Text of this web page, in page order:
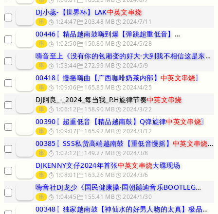
DJ小蕊-【世界杯】LAK中英文串烧
串 1:24:47 203.48 MB 2024/7/11
00446〖精品越南鼓嗨到爆【弹跳超重低音】
中英文串烧
串 1:02:50 150.80 MB 2024/5/28
嗨音至上《没有你的包厢变的好大·大到我不相信这是东南亚Lak中英文
串 1:53:44 272.99 MB 2024/5/9
00418〖慢摇嗨曲【广西咖啡奶茶内部】 中英文串烧〗
串 1:09:06 165.85 MB 2024/4/25
DJ阿良_-_2024_每当我_P.H旋律节奏中英文串烧
串 1:06:12 158.90 MB 2024/3/22
00390〖超重低音【精品越南鼓】Q弹旋律中英文串烧〗
串 1:09:07 165.92 MB 2024/3/12
00385〖SSS私货高端越南鼓【重低音慢摇】中英文串烧〗
串 1:02:12 149.27 MB 2024/3/8
DJKENNY文仔2024年首张中英文串烧大碟现场
串 1:08:01 163.26 MB 2024/3/6
嗨音社DJ龙少《国民健康操·国朝蹦迪音乐BOOTLEG
中英
串 1:04:45 155.41 MB 2024/1/30
00348〖独家越南鼓【神仙水的好男人吻的太真】极品
中